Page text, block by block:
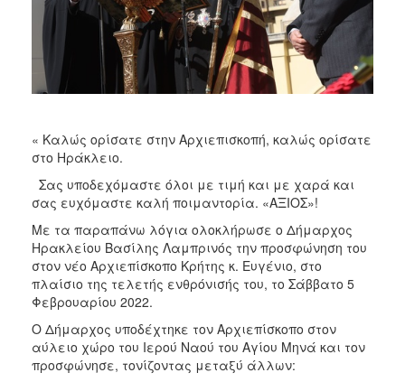
2006
ΠΟΛΙΤΙΣΜΟΣ
ΑΝΘΕΚΤΙΚΗ
ΠΟΛΗ
« Καλώς ορίσατε στην Αρχιεπισκοπή, καλώς ορίσατε
στο Ηράκλειο.
Σας υποδεχόμαστε όλοι με τιμή και με χαρά και
σας ευχόμαστε καλή ποιμαντορία. «ΑΞΙΟΣ»!
Με τα παραπάνω λόγια ολοκλήρωσε ο Δήμαρχος
Ηρακλείου Βασίλης Λαμπρινός την προσφώνηση του
στον νέο Αρχιεπίσκοπο Κρήτης κ. Ευγένιο, στο
πλαίσιο της τελετής ενθρόνισής του, το Σάββατο 5
Φεβρουαρίου 2022.
Ο Δήμαρχος υποδέχτηκε τον Αρχιεπίσκοπο στον
αύλειο χώρο του Ιερού Ναού του Αγίου Μηνά και τον
προσφώνησε, τονίζοντας μεταξύ άλλων: